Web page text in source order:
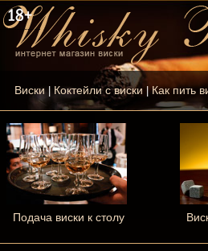
Виски| Коктейли с виски |Как пить
Подача виски к столу